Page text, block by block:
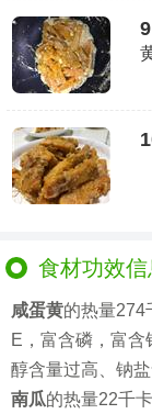
9
食材功效信
咸蛋黄的热量274
E，富含磷，富含
醇含量过高、钠
南瓜的热量22千